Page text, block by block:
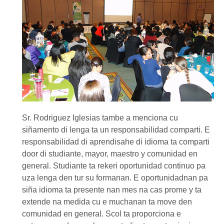
Sr. Rodriguez Iglesias tambe a menciona cu
siñamento di lenga ta un responsabilidad comparti. E
responsabilidad di aprendisahe di idioma ta comparti
door di studiante, mayor, maestro y comunidad en
general. Studiante ta rekeri oportunidad continuo pa
uza lenga den tur su formanan. E oportunidadnan pa
siña idioma ta presente nan mes na cas prome y ta
extende na medida cu e muchanan ta move den
comunidad en general. Scol ta proporciona e